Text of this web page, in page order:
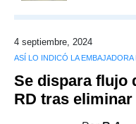
4 septiembre, 2024
ASÍ LO INDICÓ LA
Se dispara flujo
RD tras